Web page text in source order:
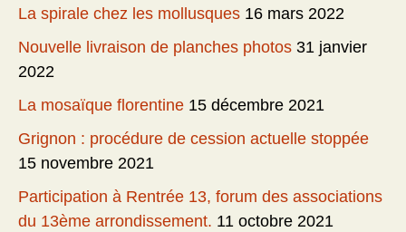
La spirale chez les mollusques 16 mars 2022
Nouvelle livraison de planches photos 31 janvier
2022
La mosaïque florentine 15 décembre 2021
Grignon : procédure de cession actuelle stoppée
15 novembre 2021
Participation à Rentrée 13, forum des associations
du 13ème arrondissement. 11 octobre 2021